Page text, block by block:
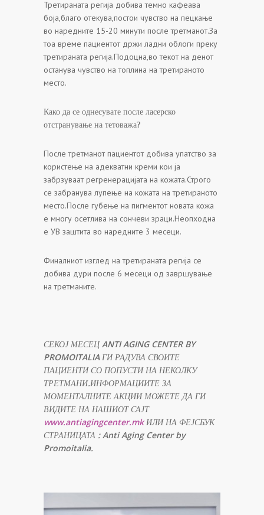
Третираната регија добива темно кафеава
боја,благо отекува,постои чувство на пецкање
во наредните 15-20 минути после третманот.За
тоа време пациентот држи ладни облоги преку
третираната регија.Подоцна,во текот на денот
останува чувство на топлина на третираното
место.
Како да се однесувате после ласерско
отстранување на тетоважа?
После третманот пациентот добива упатство за
користење на адекватни креми кои ја
забрзуваат регренерацијата на кожата.Строго
се забранува лупење на кожата на третираното
место.После губење на пигментот новата кожа
е многу осетлива на сончеви зраци.Неопходна
е УВ заштита во наредните 3 месеци.
Финалниот изглед на третираната регија се
добива дури после 6 месеци од завршување
на третманите.
СЕКОЈ МЕСЕЦANTI AGING CENTER BY
PROMOITALIAГИ РАДУВА СВОИТЕ
ПАЦИЕНТИ СО ПОПУСТИ НА НЕКОЛКУ
ТРЕТМАНИ.ИНФОРМАЦИИТЕ ЗА
МОМЕНТАЛНИТЕ АКЦИИ МОЖЕТЕ ДА ГИ
ВИДИТЕ НА НАШИОТ САЈТ
www.antiagingcenter.mk ИЛИ НА ФЕЈСБУК
СТРАНИЦАТА : Anti Aging Center by
Promoitalia.